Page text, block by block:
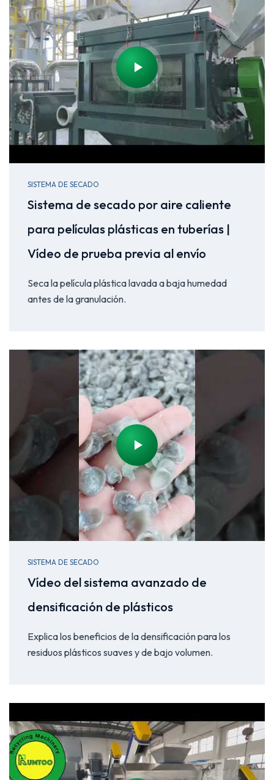
SISTEMA DE SECADO
Sistema de secado por aire caliente
para películas plásticas en tuberías |
Vídeo de prueba previa al envío
Seca la película plástica lavada a baja humedad
antes de la granulación.
SISTEMA DE SECADO
Vídeo del sistema avanzado de
densificación de plásticos
Explica los beneficios de la densificación para los
residuos plásticos suaves y de bajo volumen.